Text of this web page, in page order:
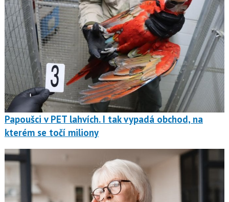
Papoušci v PET lahvích. I tak vypadá obchod, na
kterém se točí miliony